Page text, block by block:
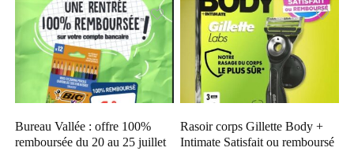
Bureau Vallée : offre 100%
remboursée du 20 au 25 juillet
Rasoir corps Gillette Body +
Intimate Satisfait ou remboursé